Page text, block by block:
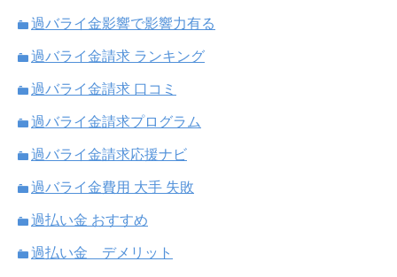
過バライ金影響で影響力有る
過バライ金請求 ランキング
過バライ金請求 口コミ
過バライ金請求プログラム
過バライ金請求応援ナビ
過バライ金費用 大手 失敗
過払い金 おすすめ
過払い金 デメリット